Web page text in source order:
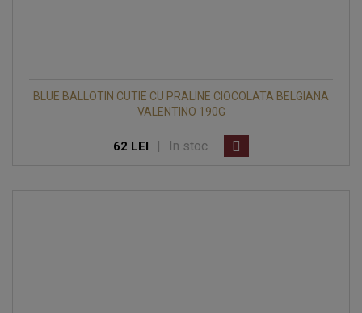
BLUE BALLOTIN CUTIE CU PRALINE CIOCOLATA BELGIANA
VALENTINO 190G
62 LEI In stoc